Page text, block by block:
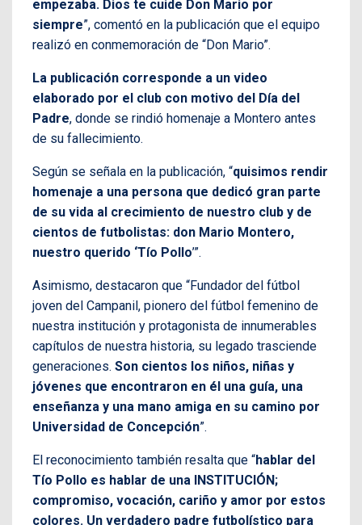
empezaba. Dios te cuide Don Mario por
siempre”, comentó en la publicación que el equipo
realizó en conmemoración de “Don Mario”.
La publicación corresponde a un video
elaborado por el club con motivo del Día del
Padre, donde se rindió homenaje a Montero antes
de su fallecimiento.
Según se señala en la publicación, “quisimos rendir
homenaje a una persona que dedicó gran parte
de su vida al crecimiento de nuestro club y de
cientos de futbolistas: don Mario Montero,
nuestro querido ‘Tío Pollo’”.
Asimismo, destacaron que “Fundador del fútbol
joven del Campanil, pionero del fútbol femenino de
nuestra institución y protagonista de innumerables
capítulos de nuestra historia, su legado trasciende
generaciones. Son cientos los niños, niñas y
jóvenes que encontraron en él una guía, una
enseñanza y una mano amiga en su camino por
Universidad de Concepción”.
El reconocimiento también resalta que “hablar del
Tío Pollo es hablar de una INSTITUCIÓN;
compromiso, vocación, cariño y amor por estos
colores. Un verdadero padre futbolístico para